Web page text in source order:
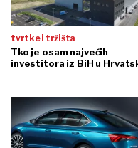
tvrtke i tržišta
Tko je osam najvećih
investitora iz BiH u